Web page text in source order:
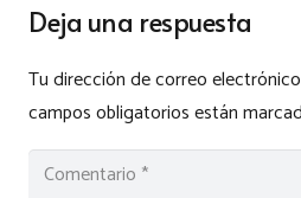
Deja una respuesta
Tu dirección de correo
campos obligatorios están